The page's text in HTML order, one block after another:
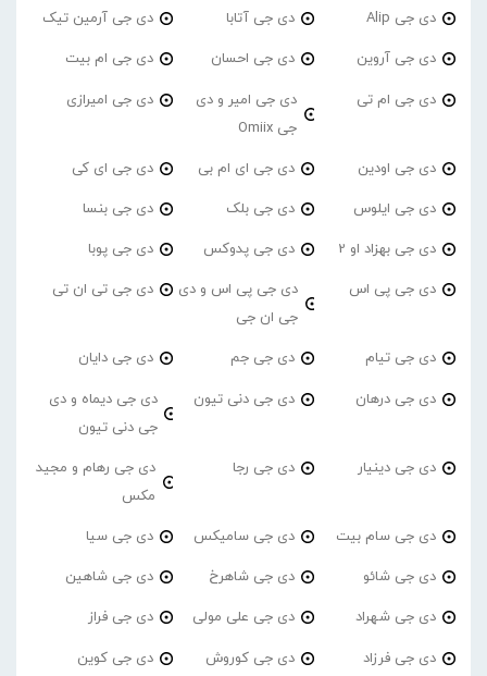
دی جی Alip دی جی آتابا دی جی آرمین تیک
دی جی آروین دی جی احسان دی جی ام بیت
دی جی ام تی
دی جی امیر و دی
جی Omiix
دی جی امیرازی
دی جی اودین دی جی ای ام بی دی جی ای کی
دی جی ایلوس دی جی بلک دی جی بنسا
دی جی بهزاد او 2 دی جی پدوکس دی جی پوبا
دی جی پی اس
دی جی پی اس و دی
جی ان جی
دی جی تی ان تی
دی جی تیام دی جی جم دی جی دایان
دی جی درهان دی جی دنی تیون
دی جی دیماه و دی
جی دنی تیون
دی جی دینیار دی جی رجا
دی جی رهام و مجید
مکس
دی جی سام بیت دی جی سامیکس دی جی سیا
دی جی شائو دی جی شاهرخ دی جی شاهین
دی جی شهراد دی جی علی مولی دی جی فراز
دی جی فرزاد دی جی کوروش دی جی کوین